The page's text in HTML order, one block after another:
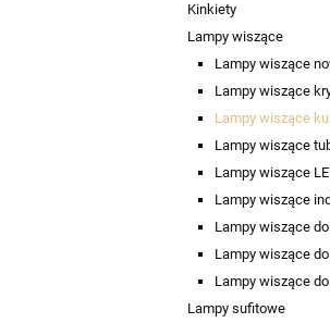
Kinkiety
Lampy wiszące
Lampy wiszące
Lampy wiszące
Lampy wiszące
Lampy wiszące
Lampy wiszące
Lampy wiszące
Lampy wiszące
Lampy wiszące
Lampy wiszące
Lampy sufitowe